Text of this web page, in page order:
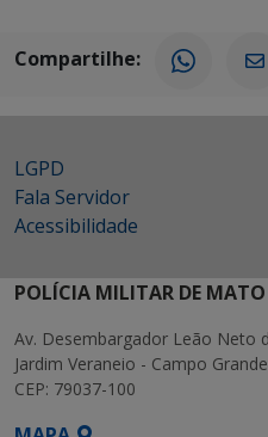
Compartilhe:
LGPD
Fala Servidor
Acessibilidade
POLÍCIA MILITAR DE MATO
Av. Desembargador Leão Neto
Jardim Veraneio - Campo
CEP: 79037-100